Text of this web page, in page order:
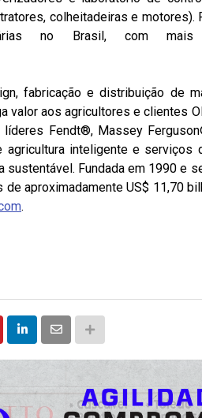
colheitadeiras e
no Brasil, com
fabricação e distribuição de
valor aos agricultores e clientes
Fendt®, Massey
inteligente e serviços
Fundada em 1990 e
de aproximadamente US$ 11,70
.
18°C 19°C 19°C 19°C